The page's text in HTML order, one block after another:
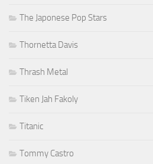
The Japonese Pop Stars
Thornetta Davis
Thrash Metal
Tiken Jah Fakoly
Titanic
Tommy Castro